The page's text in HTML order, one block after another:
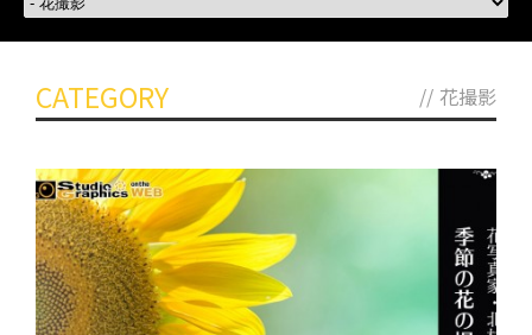
CATEGORY // 花撮影